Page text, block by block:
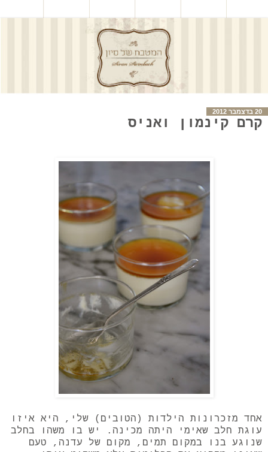
20 בדצמבר 2012
קרם קינמון ואניס
אחד מזכרונות הילדות (הטובים) שלי, היא איזו
עוגת חלב שאימי היתה מכינה. יש בו משהו בחלב
שנוגע בנו במקום תמים, מקום של עדנה, טעם